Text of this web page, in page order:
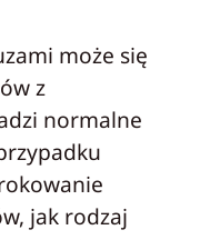
może się
z
normalne
jak rodzaj